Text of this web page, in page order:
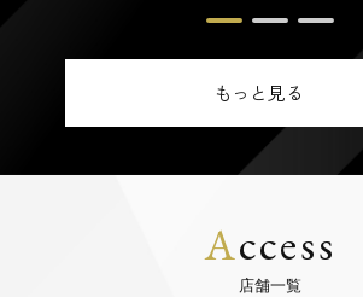
もっと見る
Access
店舗一覧